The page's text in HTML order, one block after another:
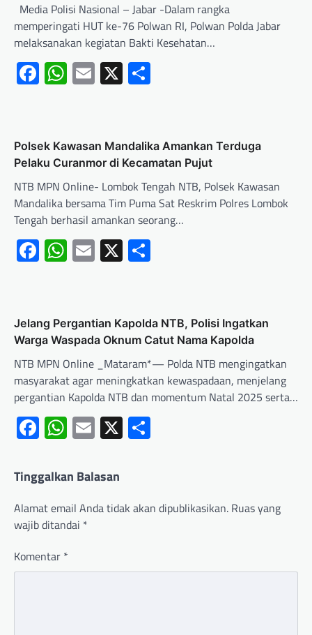
Media Polisi Nasional – Jabar -Dalam rangka
memperingati HUT ke-76 Polwan RI, Polwan Polda Jabar
melaksanakan kegiatan Bakti Kesehatan…
Facebook
WhatsApp
Email
X
‎Polsek Kawasan Mandalika Amankan Terduga
Pelaku Curanmor di Kecamatan Pujut ‎
NTB MPN Online- Lombok Tengah NTB, Polsek Kawasan
Mandalika bersama Tim Puma Sat Reskrim Polres Lombok
Tengah berhasil amankan seorang…
Facebook
WhatsApp
Email
X
Jelang Pergantian Kapolda NTB, Polisi Ingatkan
Warga Waspada Oknum Catut Nama Kapolda
NTB MPN Online _Mataram*— Polda NTB mengingatkan
masyarakat agar meningkatkan kewaspadaan, menjelang
pergantian Kapolda NTB dan momentum Natal 2025 serta…
Facebook
WhatsApp
Email
X
Tinggalkan Balasan
Alamat email Anda tidak akan dipublikasikan. Ruas yang
wajib ditandai *
Komentar *